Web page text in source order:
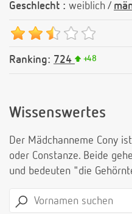
Geschlecht : weiblich /
Ranking: 724 +48
Wissenswertes
Der Mädchanneme Cony
oder Constanze. Beide
und bedeuten "die